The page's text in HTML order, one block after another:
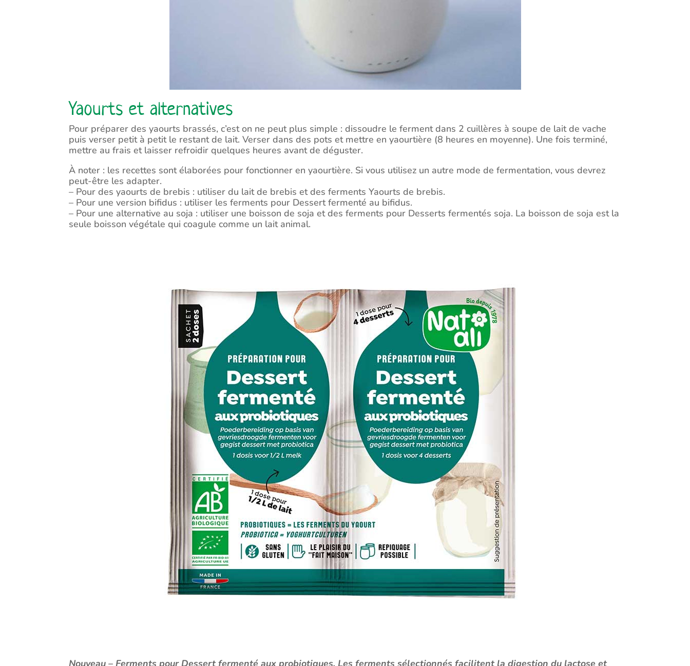
Yaourts et alternatives
Pour préparer des yaourts brassés, c’est on ne peut plus simple : dissoudre le ferment dans 2 cuillères à soupe de lait de vache
puis verser petit à petit le restant de lait. Verser dans des pots et mettre en yaourtière (8 heures en moyenne). Une fois terminé,
mettre au frais et laisser refroidir quelques heures avant de déguster.
À noter : les recettes sont élaborées pour fonctionner en yaourtière. Si vous utilisez un autre mode de fermentation, vous devrez
peut-être les adapter.
– Pour des yaourts de brebis : utiliser du lait de brebis et des ferments Yaourts de brebis.
– Pour une version bifidus : utiliser les ferments pour Dessert fermenté au bifidus.
– Pour une alternative au soja : utiliser une boisson de soja et des ferments pour Desserts fermentés soja. La boisson de soja est la
seule boisson végétale qui coagule comme un lait animal.
Nouveau – Ferments pour Dessert fermenté aux probiotiques. Les ferments sélectionnés facilitent la digestion du lactose et